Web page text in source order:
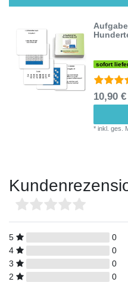
sofort
10,90
*inkl. ges.
5
0
4
0
3
0
2
0